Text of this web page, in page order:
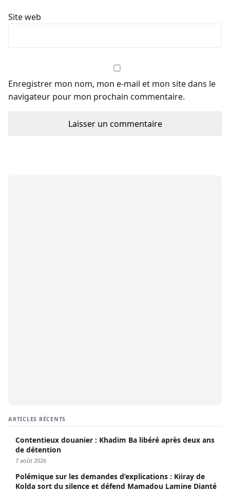
Site web
Enregistrer mon nom, mon e-mail et mon site dans le
navigateur pour mon prochain commentaire.
ARTICLES RÉCENTS
Contentieux douanier : Khadim Ba libéré après deux ans
de détention
7 août 2026
Polémique sur les demandes d’explications : Kiiray de
Kolda sort du silence et défend Mamadou Lamine Dianté